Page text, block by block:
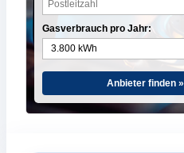
Gasverbrauch pro Jahr:
Anbieter finden »